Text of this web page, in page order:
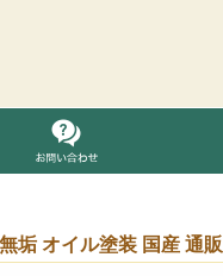
垢 オイル塗装 国産 通販